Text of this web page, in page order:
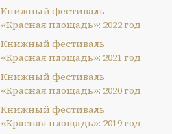
Книжный фестиваль
«Красная площадь»: 2022 год
Книжный фестиваль
«Красная площадь»: 2021 год
Книжный фестиваль
«Красная площадь»: 2020 год
Книжный фестиваль
«Красная площадь»: 2019 год